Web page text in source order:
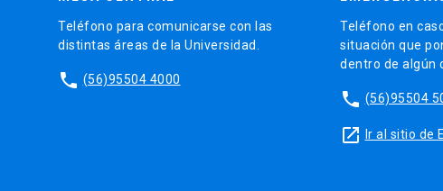
Teléfono para comunicarse con las
distintas áreas de la Universidad.
phone (56)95504 4000
Teléfono en
situación que
dentro de algún
phone (56)95504
launch Ir al sitio de